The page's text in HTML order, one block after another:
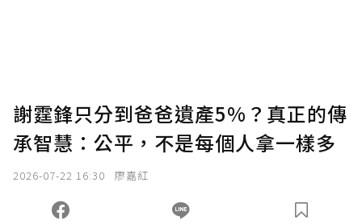
謝霆鋒只分到爸爸遺產5%？真正的傳
承智慧：公平，不是每個人拿一樣多
2026-07-22 16:30 廖嘉紅